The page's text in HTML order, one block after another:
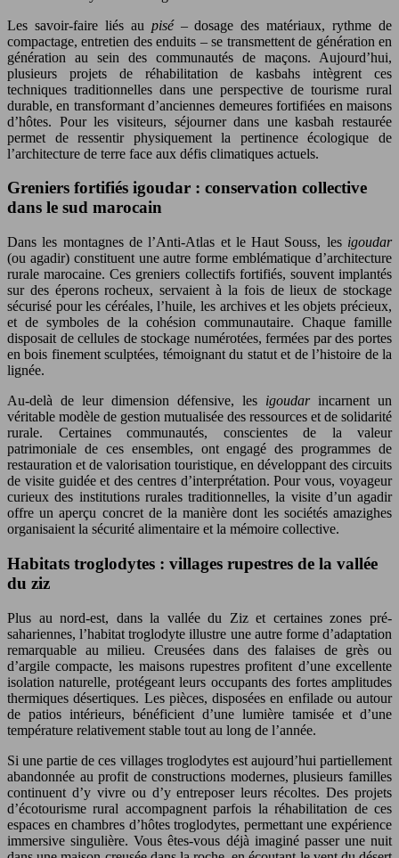
Les savoir-faire liés au pisé– dosage des matériaux, rythme de
compactage, entretien des enduits – se transmettent de génération en
génération au sein des communautés de maçons. Aujourd’hui,
plusieurs projets de réhabilitation de kasbahs intègrent ces
techniques traditionnelles dans une perspective de tourisme rural
durable, en transformant d’anciennes demeures fortifiées en maisons
d’hôtes. Pour les visiteurs, séjourner dans une kasbah restaurée
permet de ressentir physiquement la pertinence écologique de
l’architecture de terre face aux défis climatiques actuels.
Greniers fortifiés igoudar : conservation collective
dans le sud marocain
Dans les montagnes de l’Anti-Atlas et le Haut Souss, les igoudar
(ou agadir) constituent une autre forme emblématique d’architecture
rurale marocaine. Ces greniers collectifs fortifiés, souvent implantés
sur des éperons rocheux, servaient à la fois de lieux de stockage
sécurisé pour les céréales, l’huile, les archives et les objets précieux,
et de symboles de la cohésion communautaire. Chaque famille
disposait de cellules de stockage numérotées, fermées par des portes
en bois finement sculptées, témoignant du statut et de l’histoire de la
lignée.
Au-delà de leur dimension défensive, les igoudarincarnent un
véritable modèle de gestion mutualisée des ressources et de solidarité
rurale. Certaines communautés, conscientes de la valeur
patrimoniale de ces ensembles, ont engagé des programmes de
restauration et de valorisation touristique, en développant des circuits
de visite guidée et des centres d’interprétation. Pour vous, voyageur
curieux des institutions rurales traditionnelles, la visite d’un agadir
offre un aperçu concret de la manière dont les sociétés amazighes
organisaient la sécurité alimentaire et la mémoire collective.
Habitats troglodytes : villages rupestres de la vallée
du ziz
Plus au nord-est, dans la vallée du Ziz et certaines zones pré-
sahariennes, l’habitat troglodyte illustre une autre forme d’adaptation
remarquable au milieu. Creusées dans des falaises de grès ou
d’argile compacte, les maisons rupestres profitent d’une excellente
isolation naturelle, protégeant leurs occupants des fortes amplitudes
thermiques désertiques. Les pièces, disposées en enfilade ou autour
de patios intérieurs, bénéficient d’une lumière tamisée et d’une
température relativement stable tout au long de l’année.
Si une partie de ces villages troglodytes est aujourd’hui partiellement
abandonnée au profit de constructions modernes, plusieurs familles
continuent d’y vivre ou d’y entreposer leurs récoltes. Des projets
d’écotourisme rural accompagnent parfois la réhabilitation de ces
espaces en chambres d’hôtes troglodytes, permettant une expérience
immersive singulière. Vous êtes-vous déjà imaginé passer une nuit